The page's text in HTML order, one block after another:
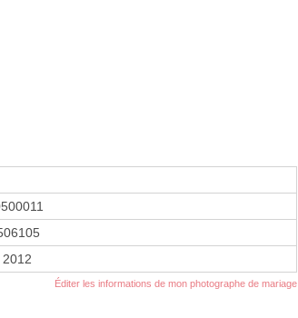
Éditer les informations de mon photographe de mariage